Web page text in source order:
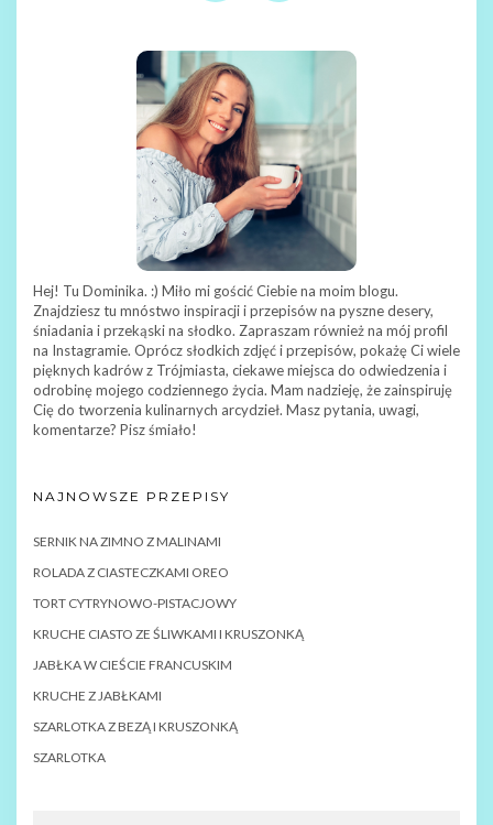
Hej! Tu Dominika. :) Miło mi gościć Ciebie na moim blogu.
Znajdziesz tu mnóstwo inspiracji i przepisów na pyszne desery,
śniadania i przekąski na słodko. Zapraszam również na mój profil
na Instagramie. Oprócz słodkich zdjęć i przepisów, pokażę Ci wiele
pięknych kadrów z Trójmiasta, ciekawe miejsca do odwiedzenia i
odrobinę mojego codziennego życia. Mam nadzieję, że zainspiruję
Cię do tworzenia kulinarnych arcydzieł. Masz pytania, uwagi,
komentarze? Pisz śmiało!
NAJNOWSZE PRZEPISY
SERNIK NA ZIMNO Z MALINAMI
ROLADA Z CIASTECZKAMI OREO
TORT CYTRYNOWO-PISTACJOWY
KRUCHE CIASTO ZE ŚLIWKAMI I KRUSZONKĄ
JABŁKA W CIEŚCIE FRANCUSKIM
KRUCHE Z JABŁKAMI
SZARLOTKA Z BEZĄ I KRUSZONKĄ
SZARLOTKA